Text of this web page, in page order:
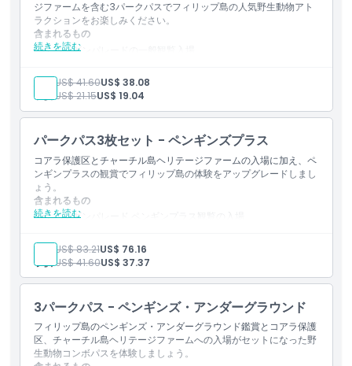
ジファームを含む3パークパスでフィリップ島の人気野生動物アト
ラクションをお楽しみください。
続きを読む
含まれるもの
ペンギンパレードの一般観覧入場
チャーチル島ヘリテージファームの入場
夕暮れ時に小さなペンギンが岸に戻る様子を観察
コアラのボードウォークとオーストラリア固有の野生動物の生
息地を散策
ペンギンパレード訪問から6ヶ月以内にコアラ保護区とチャー
チル島に柔軟にアクセス可能
家族向けフィリップ島の野生動物体験
大人: US$ 41.60US$ 38.08
子供: US$ 21.15US$ 19.04
パークパス3枚セット - ペンギンズプラス
コアラ保護区とチャーチル島ヘリテージファームの入場に加え、ペ
ンギンプラスの観賞でフィリップ島の体験をアップグレードしまし
ょう。
続きを読む
含まれるもの
ペンギンパレード ペンギンプラス観覧の入場
チャーチル島遺産農場の入場
より近い座席での充実したペンギン観覧体験
サンセット時のリトルペンギン帰巣観察の機会
コアラ生息地、散策路、オーストラリア野生動物との出会いへ
遺産農場体験と風光明媚な田園風景の探索
複数アトラクション利用可能なフィリップ島野生動物パス
大人: US$ 83.21US$ 76.16
子供:US$ 41.60US$ 37.37
3パークパス - ペンギンズ・アンダーグラウンド
フィリップ島のペンギンズ・アンダーグラウンド鑑賞とコアラ保護
区、チャーチル島ヘリテージファームへの入場がセットになった野
生動物コンボパスを体験しましょう。